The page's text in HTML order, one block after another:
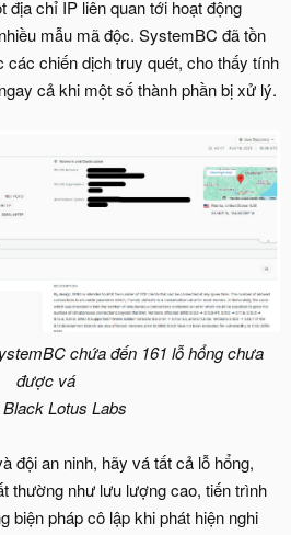
địa chỉ IP liên quan tới hoạt động
mẫu mã độc. SystemBC đã tồn
các chiến dịch truy quét, cho thấy tính
cả khi một số thành phần bị xử lý.
chứa đến 161 lỗ hổng chưa
được vá
Lotus Labs
đội an ninh, hãy vá tất cả lỗ hổng,
thường như lưu lượng cao, tiến trình
biện pháp cô lập khi phát hiện nghi